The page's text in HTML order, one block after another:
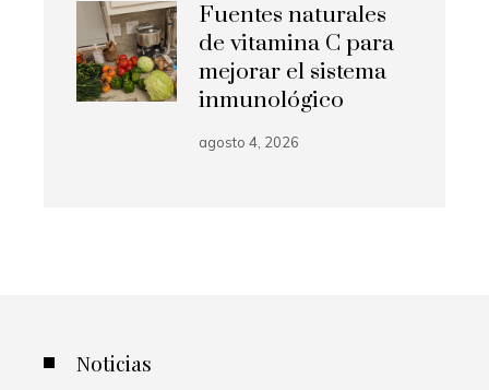
Fuentes naturales
de vitamina C para
mejorar el sistema
inmunológico
agosto 4, 2026
Noticias